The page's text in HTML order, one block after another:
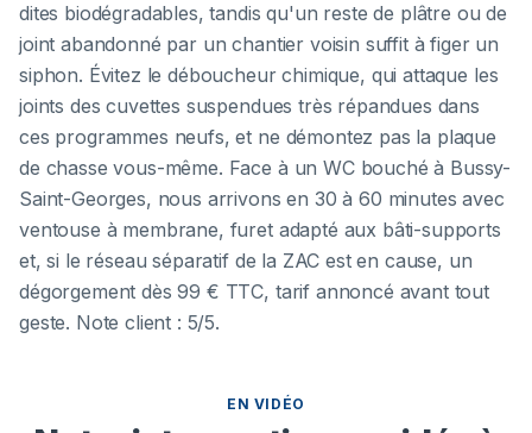
dites biodégradables, tandis qu'un reste de plâtre ou de
joint abandonné par un chantier voisin suffit à figer un
siphon. Évitez le déboucheur chimique, qui attaque les
joints des cuvettes suspendues très répandues dans
ces programmes neufs, et ne démontez pas la plaque
de chasse vous-même. Face à un WC bouché à Bussy-
Saint-Georges, nous arrivons en 30 à 60 minutes avec
ventouse à membrane, furet adapté aux bâti-supports
et, si le réseau séparatif de la ZAC est en cause, un
dégorgement dès 99 € TTC, tarif annoncé avant tout
geste. Note client : 5/5.
EN VIDÉO